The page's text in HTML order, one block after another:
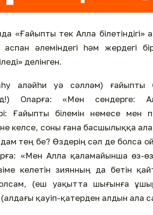
«Ғайыпты тек Алла
әлеміндегі һәм жердегі
делінген.
аләйһи уә сәлләм) ғайыпты
Оларға: «Мен сендерге:
Ғайыпты білемін немесе мен
келсе, соны ғана басшылыққа
тең бе? Өздерің сәл де болса
«Мен Алла қаламайынша өз-
келетін зиянның да бетін
(еш уақытта шығынға
қауіп-қатерден алдын ала